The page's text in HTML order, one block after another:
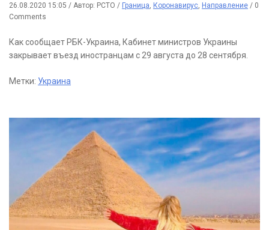
26.08.2020 15:05 / Автор: РСТО / Граница Коронавирус Направление / 0
Comments
Как сообщает РБК-Украина, Кабинет министров Украины
закрывает въезд иностранцам с 29 августа до 28 сентября.
Метки: Украина